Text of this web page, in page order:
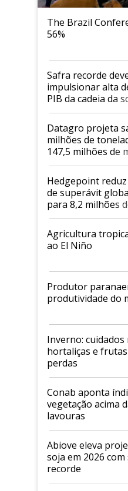
The Brazil
56%
Safra recorde
impulsionar alta
PIB da cadeia da
biodiesel em 2026
Datagro projeta
milhões de
147,5 milhões de
2026/27
Hedgepoint
de superávit
para 8,2 milhões
Agricultura
ao El Niño
Produtor
produtividade do
Inverno: cuidados
hortaliças e
perdas
Conab aponta
vegetação acima
lavouras
Abiove eleva
soja em 2026
recorde